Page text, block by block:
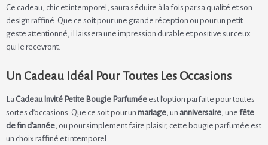
Ce cadeau, chic et intemporel, saura séduire à la fois par sa qualité et son
design raffiné. Que ce soit pour une grande réception ou pour un petit
geste attentionné, il laissera une impression durable et positive sur ceux
qui le recevront.
Un Cadeau Idéal Pour Toutes Les Occasions
La Cadeau Invité Petite Bougie Parfumée est l’option parfaite pour toutes
sortes d’occasions. Que ce soit pour un mariage, un anniversaire, une fête
de fin d’année, ou pour simplement faire plaisir, cette bougie parfumée est
un choix raffiné et intemporel.